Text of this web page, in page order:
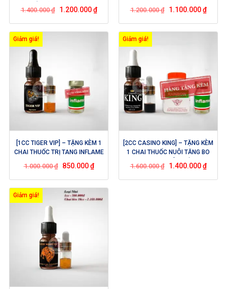
(5ML)
1.400.000₫ 1.200.000₫ 1.200.000₫ 1.100.000₫
Giảm giá!
[1CC TIGER VIP] – TẶNG KÈM 1
CHAI THUỐC TRỊ TANG INFLAME
1.000.000₫ 850.000₫
Giảm giá!
[2CC CASINO KING] – TẶNG KÈM
1 CHAI THUỐC NUÔI TĂNG BO
THUỐC TRỊ TANG INFLAME
(5ML)
1.600.000₫ 1.400.000₫
Giảm giá!